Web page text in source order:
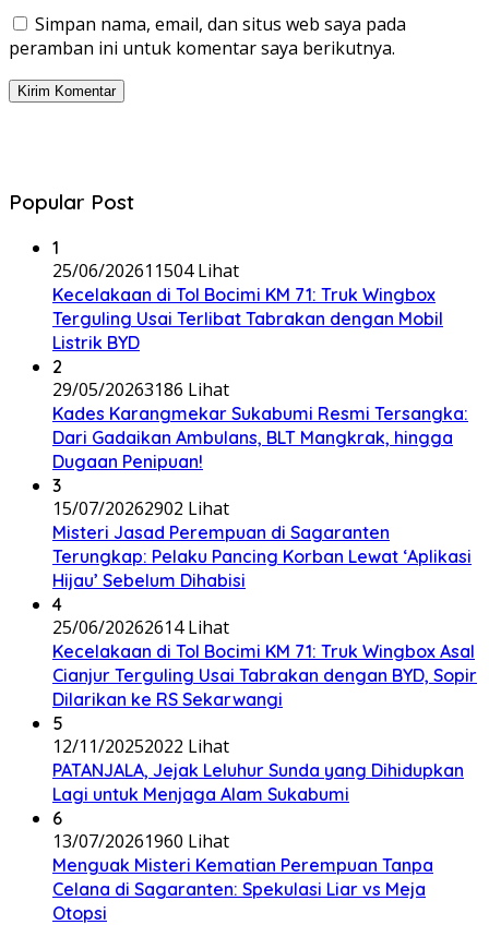
Simpan nama, email, dan situs web saya pada
peramban ini untuk komentar saya berikutnya.
Popular Post
1
25/06/202611504 Lihat
Kecelakaan di Tol Bocimi KM 71: Truk Wingbox
Terguling Usai Terlibat Tabrakan dengan Mobil
Listrik BYD
2
29/05/20263186 Lihat
Kades Karangmekar Sukabumi Resmi Tersangka:
Dari Gadaikan Ambulans, BLT Mangkrak, hingga
Dugaan Penipuan!
3
15/07/20262902 Lihat
Misteri Jasad Perempuan di Sagaranten
Terungkap: Pelaku Pancing Korban Lewat ‘Aplikasi
Hijau’ Sebelum Dihabisi
4
25/06/20262614 Lihat
Kecelakaan di Tol Bocimi KM 71: Truk Wingbox Asal
Cianjur Terguling Usai Tabrakan dengan BYD, Sopir
Dilarikan ke RS Sekarwangi
5
12/11/20252022 Lihat
PATANJALA, Jejak Leluhur Sunda yang Dihidupkan
Lagi untuk Menjaga Alam Sukabumi
6
13/07/20261960 Lihat
Menguak Misteri Kematian Perempuan Tanpa
Celana di Sagaranten: Spekulasi Liar vs Meja
Otopsi